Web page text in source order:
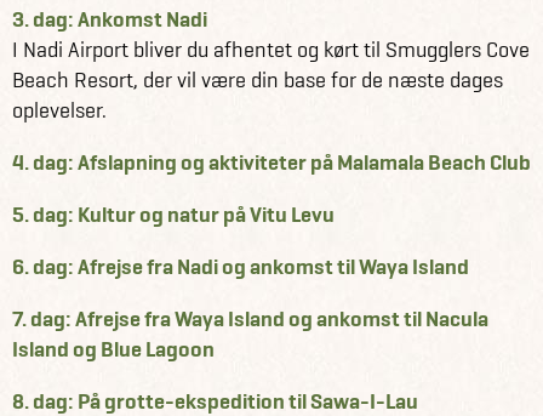
3. dag: Ankomst Nadi
I Nadi Airport bliver du afhentet og kørt til Smugglers Cove
Beach Resort, der vil være din base for de næste dages
oplevelser.
4. dag: Afslapning og aktiviteter på Malamala Beach Club
5. dag: Kultur og natur på Vitu Levu
6. dag: Afrejse fra Nadi og ankomst til Waya Island
7. dag: Afrejse fra Waya Island og ankomst til Nacula
Island og Blue Lagoon
8. dag: På grotte-ekspedition til Sawa-I-Lau